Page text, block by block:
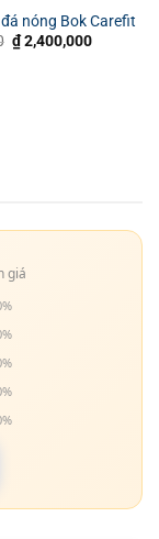
nóng Bok Carefit
Giá
gốc
₫2,400,000Giá
giá